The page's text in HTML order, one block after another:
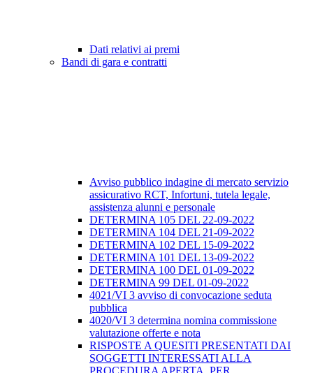
Dati relativi ai premi
Bandi di gara e contratti
Avviso pubblico indagine di mercato servizio
assicurativo RCT, Infortuni, tutela legale,
assistenza alunni e personale
DETERMINA 105 DEL 22-09-2022
DETERMINA 104 DEL 21-09-2022
DETERMINA 102 DEL 15-09-2022
DETERMINA 101 DEL 13-09-2022
DETERMINA 100 DEL 01-09-2022
DETERMINA 99 DEL 01-09-2022
4021/VI 3 avviso di convocazione seduta
pubblica
4020/VI 3 determina nomina commissione
valutazione offerte e nota
RISPOSTE A QUESITI PRESENTATI DAI
SOGGETTI INTERESSATI ALLA